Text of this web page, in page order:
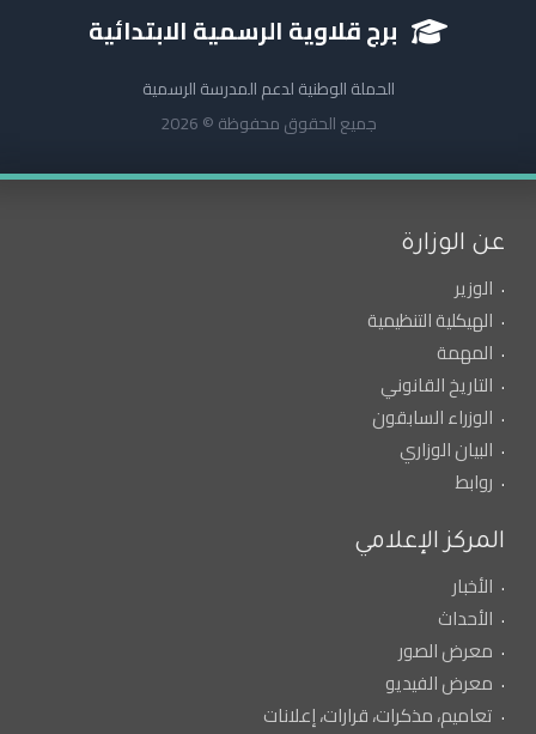
برج قلاوية الرسمية الابتدائية
الحملة الوطنية لدعم المدرسة الرسمية
جميع الحقوق محفوظة © 2026
عن الوزارة
الوزير
الهيكلية التنظيمية
المهمة
التاريخ القانوني
الوزراء السابقون
البيان الوزاري
روابط
المركز الإعلامي
الأخبار
الأحداث
معرض الصور
معرض الفيديو
تعاميم، مذكرات، قرارات، إعلانات